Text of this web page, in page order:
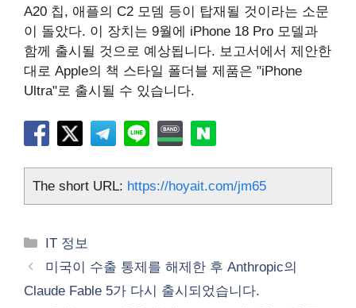
A20 칩, 애플의 C2 모뎀 등이 탑재될 것이라는 소문
이 돌았다. 이 장치는 9월에 iPhone 18 Pro 모델과
함께 출시될 것으로 예상됩니다. 보고서에서 제안한
대로 Apple의 책 스타일 폴더블 제품은 "iPhone
Ultra"로 출시될 수 있습니다.
The short URL: https://hoyait.com/jm65
카
테
리
IT 정보
미국이 수출 통제를 해제한 후 Anthropic의
Claude Fable 5가 다시 출시되었습니다.